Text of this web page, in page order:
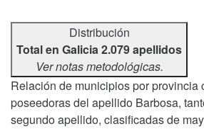
Distribución
Total en Galicia 2.079 apellidos
Ver notas metodológicas.
Relación de municipios por provincia
poseedoras del apellido Barbosa,
segundo apellido, clasificadas de